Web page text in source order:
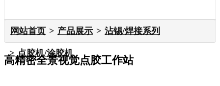
网站首页 产品展示 沾锡/焊接系列
点胶机/涂胶机
高精密全景视觉点胶工作站